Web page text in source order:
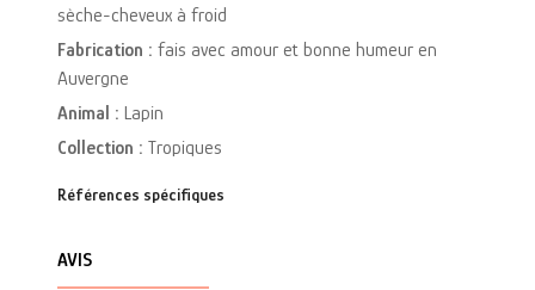
sèche-cheveux à froid
Fabrication : fais avec amour et bonne humeur en
Auvergne
Animal : Lapin
Collection : Tropiques
Références spécifiques
AVIS